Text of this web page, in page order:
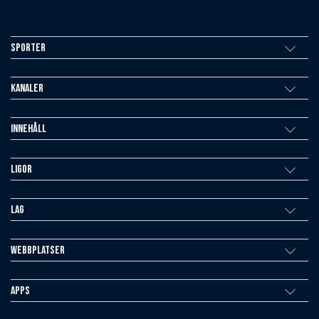
Sporter
Kanaler
Innehåll
Ligor
Lag
Webbplatser
Apps